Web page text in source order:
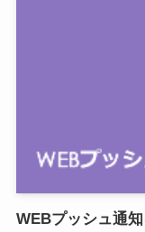
WEBプッシュ通